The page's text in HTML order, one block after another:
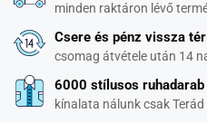
minden raktáron lévő
Csere és pénz vissza
csomag átvétele után 14
6000 stílusos ruhadarab
kínalata nálunk csak Terád